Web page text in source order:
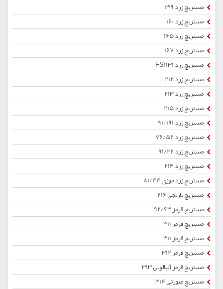
مستربچ زرد 139
مستربچ زرد 160
مستربچ زرد 165
مستربچ زرد 167
مستربچ زرد FS1131
مستربچ زرد 212
مستربچ زرد 213
مستربچ زرد 215
مستربچ زرد 91/191
مستربچ زرد 76/56
مستربچ زرد 91/22
مستربچ زرد 214
مستربچ زرد موزی 81/44
مستربچ نارنجی 216
مستربچ قرمز 92/63
مستربچ قرمز 310
مستربچ قرمز 311
مستربچ قرمز 312
مستربچ قرمز آلبالویی 313
مستربچ صورتی 314